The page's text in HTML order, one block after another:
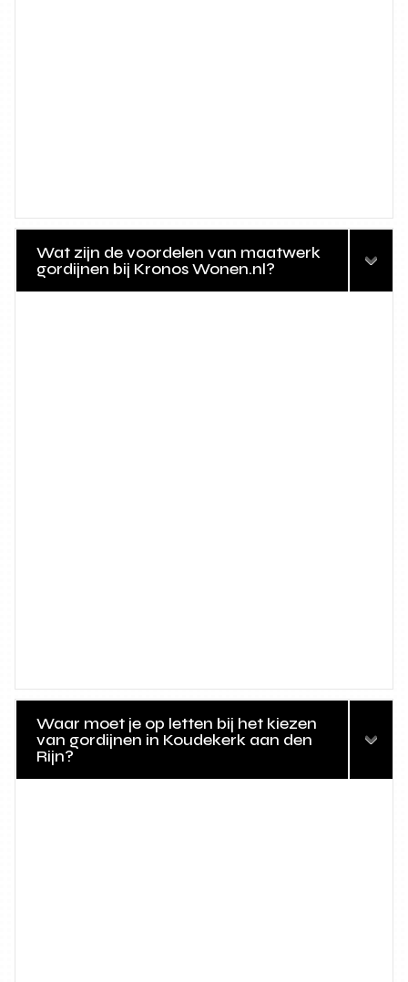
Wat zijn de voordelen van maatwerk
gordijnen bij Kronos Wonen.nl?
Waar moet je op letten bij het kiezen
van gordijnen in Koudekerk aan den
Rijn?